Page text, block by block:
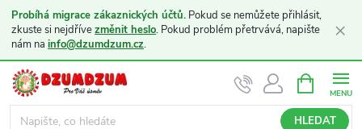
Probíhá migrace zákaznických účtů. Pokud se nemůžete přihlásit,
zkuste si nejdřívezměnit heslo. Pokud problém přetrvává, napište
nám na info@dzumdzum.cz.
×
Přejít
obsah
HLEDAT
NÁKUPNÍ
KOŠÍK